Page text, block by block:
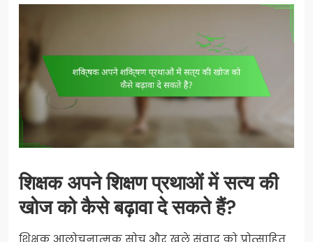
शिक्षक अपने शिक्षण प्रथाओं में सत्य की
खोज को कैसे बढ़ावा दे सकते हैं?